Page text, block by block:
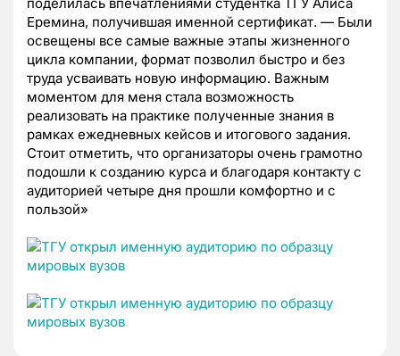
поделилась впечатлениями студентка ТГУ Алиса
Еремина, получившая именной сертификат. — Были
освещены все самые важные этапы жизненного
цикла компании, формат позволил быстро и без
труда усваивать новую информацию. Важным
моментом для меня стала возможность
реализовать на практике полученные знания в
рамках ежедневных кейсов и итогового задания.
Стоит отметить, что организаторы очень грамотно
подошли к созданию курса и благодаря контакту с
аудиторией четыре дня прошли комфортно и с
пользой»